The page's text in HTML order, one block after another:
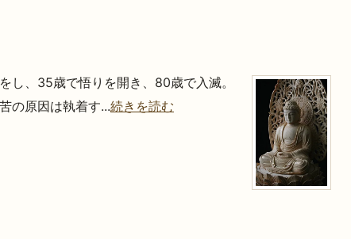
し、35歳で悟りを開き、80歳で入滅。
の原因は執着す...続きを読む